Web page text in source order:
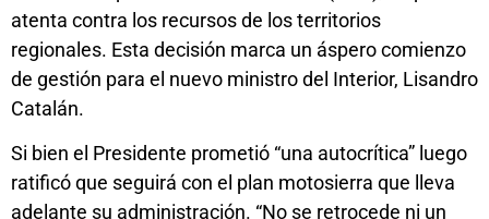
atenta contra los recursos de los territorios
regionales. Esta decisión marca un áspero comienzo
de gestión para el nuevo ministro del Interior, Lisandro
Catalán.
Si bien el Presidente prometió “una autocrítica” luego
ratificó que seguirá con el plan motosierra que lleva
adelante su administración. “No se retrocede ni un